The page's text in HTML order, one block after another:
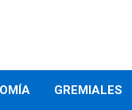
GREMIALES